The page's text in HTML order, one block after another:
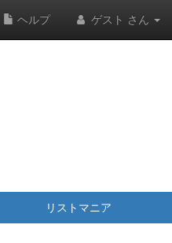
ヘルプ ゲスト さん
リストマニア